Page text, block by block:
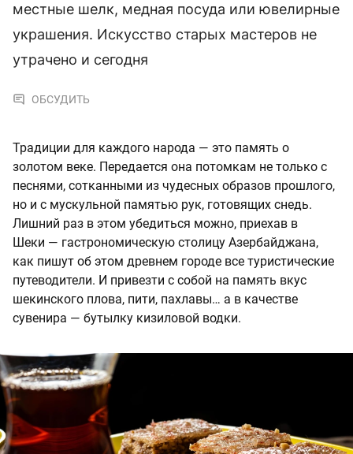
местные шелк, медная посуда или ювелирные
украшения. Искусство старых мастеров не
утрачено и сегодня
ОБСУДИТЬ
Традиции для каждого народа — это память о
золотом веке. Передается она потомкам не только с
песнями, сотканными из чудесных образов прошлого,
но и с мускульной памятью рук, готовящих снедь.
Лишний раз в этом убедиться можно, приехав в
Шеки — гастрономическую столицу Азербайджана,
как пишут об этом древнем городе все туристические
путеводители. И привезти с собой на память вкус
шекинского плова, пити, пахлавы… а в качестве
сувенира — бутылку кизиловой водки.